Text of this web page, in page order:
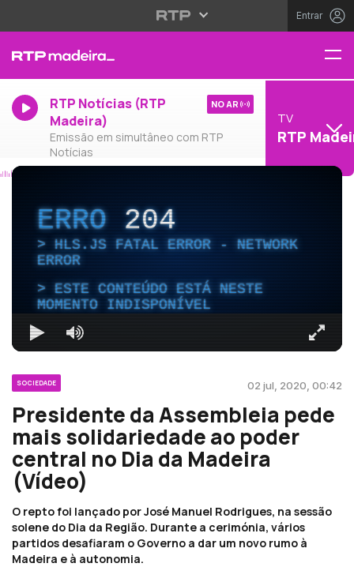
Entrar
RTP Notícias (RTP
Madeira)
Emissão em simultâneo com RTP
Notícias
NO AR
TV
RTP
ERRO204
HLS.JS FATAL ERROR - NETWORK
ERROR
ESTE CONTEÚDO ESTÁ NESTE
MOMENTO INDISPONÍVEL
SOCIEDADE 02 jul, 2020, 00:42
Presidente da Assembleia pede
mais solidariedade ao poder
central no Dia da Madeira
(Vídeo)
O repto foi lançado por José Manuel Rodrigues, na sessão
solene do Dia da Região. Durante a cerimónia, vários
partidos desafiaram o Governo a dar um novo rumo à
Madeira e à autonomia.